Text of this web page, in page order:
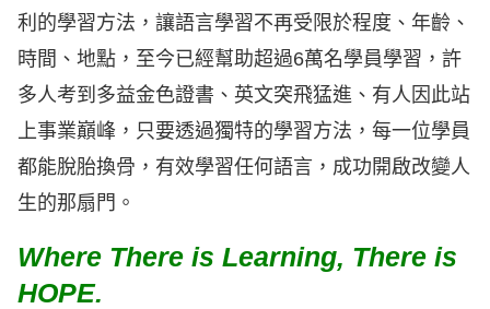
利的學習方法，讓語言學習不再受限於程度、年齡、
時間、地點，至今已經幫助超過6萬名學員學習，許
多人考到多益金色證書、英文突飛猛進、有人因此站
上事業巔峰，只要透過獨特的學習方法，每一位學員
都能脫胎換骨，有效學習任何語言，成功開啟改變人
生的那扇門。
Where There is Learning, There is
HOPE.